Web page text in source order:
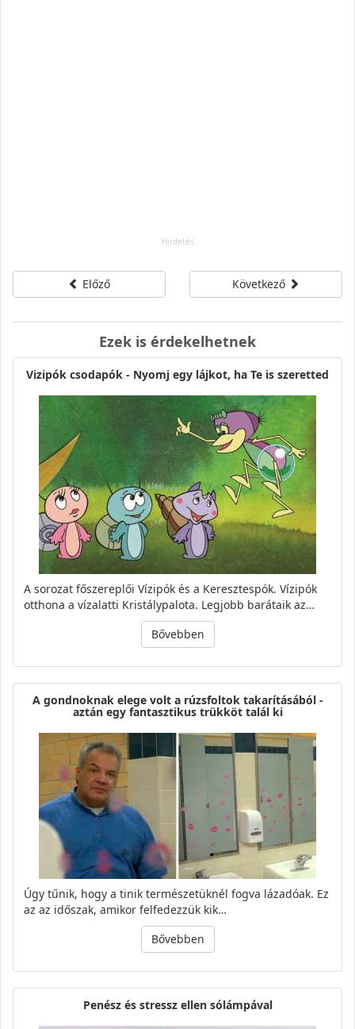
Előző Következő
Ezek is érdekelhetnek
Vizipók csodapók - Nyomj egy lájkot, ha Te is szeretted
A sorozat főszereplői Vízipók és a Keresztespók. Vízipók
otthona a vízalatti Kristálypalota. Legjobb barátaik az…
Bővebben
A gondnoknak elege volt a rúzsfoltok takarításából -
aztán egy fantasztikus trükköt talál ki
Úgy tűnik, hogy a tinik természetüknél fogva lázadóak. Ez
az az időszak, amikor felfedezzük kik…
Bővebben
Penész és stressz ellen sólámpával